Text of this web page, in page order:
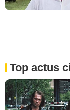
Top actus